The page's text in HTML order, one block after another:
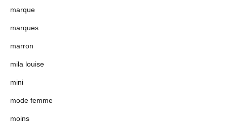
marque
marques
marron
mila louise
mini
mode femme
moins